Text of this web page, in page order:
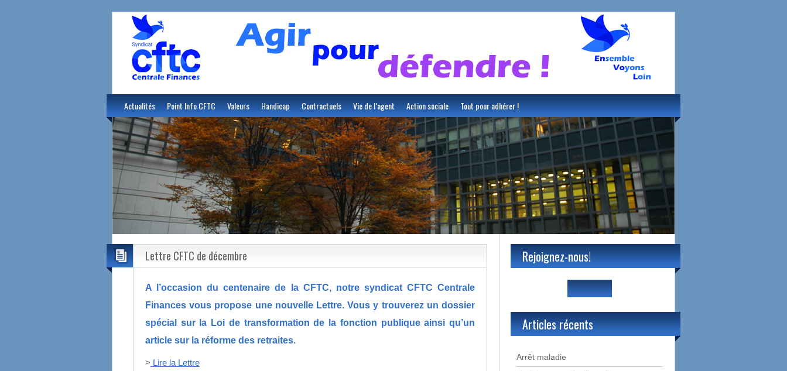
Actualités Point Info CFTC Valeurs Handicap Contractuels Vie de l’agent Action sociale Tout pour adhérer !
Lettre CFTC de décembre
A l’occasion du centenaire de la CFTC, notre syndicat CFTC Centrale
Finances vous propose une nouvelle Lettre. Vous y trouverez un dossier
spécial sur la Loi de transformation de la fonction publique ainsi qu’un
article sur la réforme des retraites.
> Lire la Lettre
Rejoignez-nous!
Articles récents
Arrêt maladie